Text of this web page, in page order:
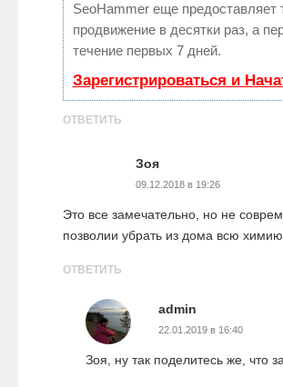
SeoHammer еще предоставляет
продвижение в десятки раз, а
течение первых 7 дней.
Зарегистрироваться и
ОТВЕТИТЬ
Зоя
09.12.2018 в 19:26
Это все замечательно, но не
позволии убрать из дома всю
ОТВЕТИТЬ
admin
22.01.2019 в 16:40
Зоя, ну так поделитесь же, что